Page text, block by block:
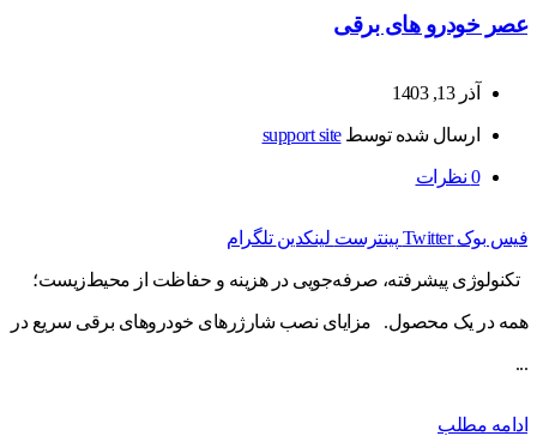
عصر خودرو های برقی
آذر 13, 1403
ارسال شده توسطsupport site
0 نظرات
فیس بوک Twitter پینترست لینکدین تلگرام
تکنولوژی پیشرفته، صرفه‌جویی در هزینه و حفاظت از محیط‌زیست؛
همه در یک محصول. مزایای نصب شارژرهای خودروهای برقی سریع در
...
ادامه مطلب